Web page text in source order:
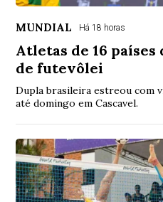
MUNDIAL Há 18 horas
Atletas de 16
de futevôlei
Dupla brasileira estreou com
até domingo em Cascavel.